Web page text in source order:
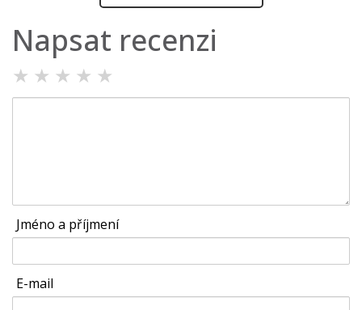
Napsat recenzi
★ ★ ★ ★ ★
Jméno a příjmení
E-mail